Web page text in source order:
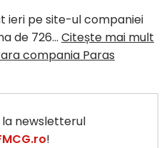
ieri pe site-ul companiei
de 726… Citește mai mult
compania Paras
newsletterul
!